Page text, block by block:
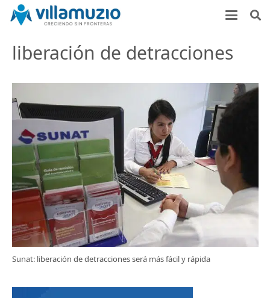
liberación de detracciones
Sunat: liberación de detracciones será más fácil y rápida